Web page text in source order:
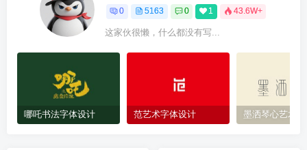
0 5163 0 1 43.6W+
这家伙很懒，什么都没有写...
哪吒书法字体设计 范艺术字体设计 墨洒琴心艺术